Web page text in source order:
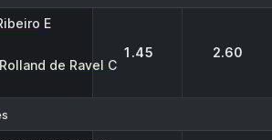
E
de Ravel C
1.45 2.60